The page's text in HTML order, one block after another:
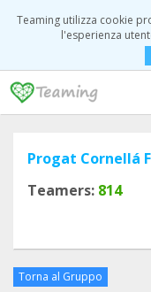
Teaming utilizza cookie
l'esperienza
Progat Cornellá
Teamers: 814
Torna al Gruppo